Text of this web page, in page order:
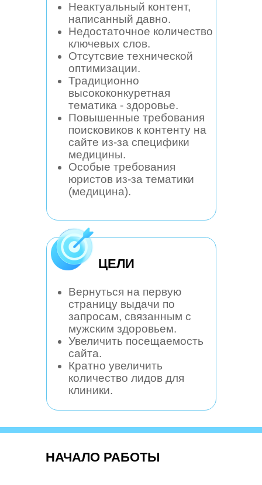
ЦЕЛИ
Неактуальный контент,
написанный давно.
Недостаточное количество
ключевых слов.
Отсутсвие технической
оптимизации.
Традиционно
высококонкуретная
тематика - здоровье.
Повышенные требования
поисковиков к контенту на
сайте из-за специфики
медицины.
Особые требования
юристов из-за тематики
(медицина).
Вернуться на первую
страницу выдачи по
запросам, связанным с
мужским здоровьем.
Увеличить посещаемость
сайта.
Кратно увеличить
количество лидов для
клиники.
НАЧАЛО РАБОТЫ